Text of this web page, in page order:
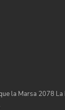
la Marsa 2078